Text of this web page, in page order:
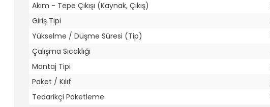
Akım - Tepe Çıkışı (Kaynak, Çıkış)
Giriş Tipi
Yükselme / Düşme Süresi (Tip)
Çalışma Sıcaklığı
Montaj Tipi
Paket / Kılıf
Tedarikçi Paketleme